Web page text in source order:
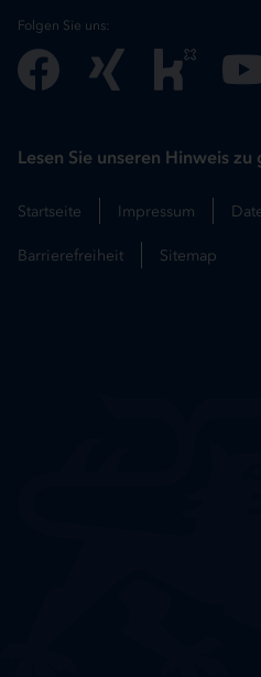
Folgen Sie uns:
Lesen Sie unseren Hinweis
Startseite Impressum
Barrierefreiheit Sitemap